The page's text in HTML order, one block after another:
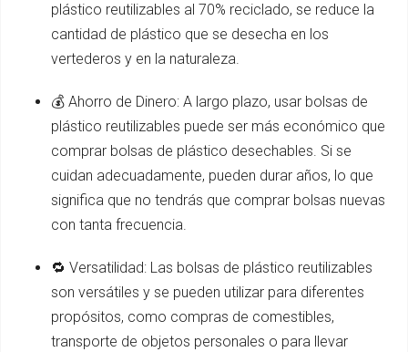
plástico reutilizables al 70% reciclado, se reduce la
cantidad de plástico que se desecha en los
vertederos y en la naturaleza.
💰 Ahorro de Dinero: A largo plazo, usar bolsas de
plástico reutilizables puede ser más económico que
comprar bolsas de plástico desechables. Si se
cuidan adecuadamente, pueden durar años, lo que
significa que no tendrás que comprar bolsas nuevas
con tanta frecuencia.
🔁 Versatilidad: Las bolsas de plástico reutilizables
son versátiles y se pueden utilizar para diferentes
propósitos, como compras de comestibles,
transporte de objetos personales o para llevar